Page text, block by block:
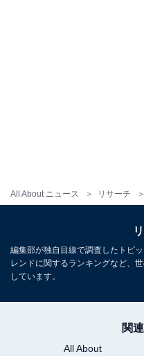
All About ニュース リサーチ
編集部が独自目線で調査したトピ
レンドに関するランキングなど、
しています。
関
All About